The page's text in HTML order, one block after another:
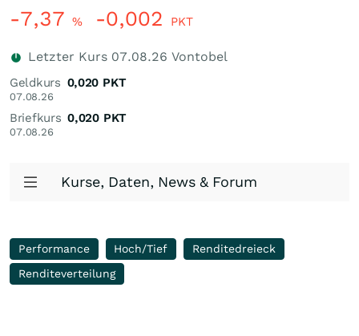
-7,37 % -0,002 PKT
Letzter Kurs 07.08.26 Vontobel
Geldkurs
07.08.26
0,020 PKT
Briefkurs
07.08.26
0,020 PKT
Kurse, Daten, News & Forum
Performance Hoch/Tief
Renditedreieck
Renditeverteilung